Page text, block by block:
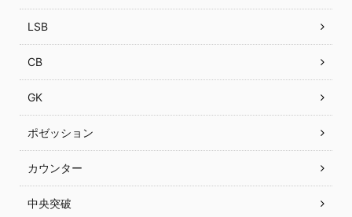
LSB
CB
GK
ポゼッション
カウンター
中央突破